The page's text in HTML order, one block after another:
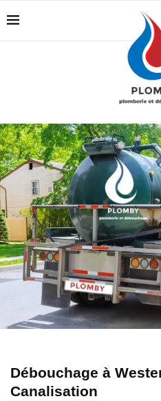
Débouchage à
Canalisation